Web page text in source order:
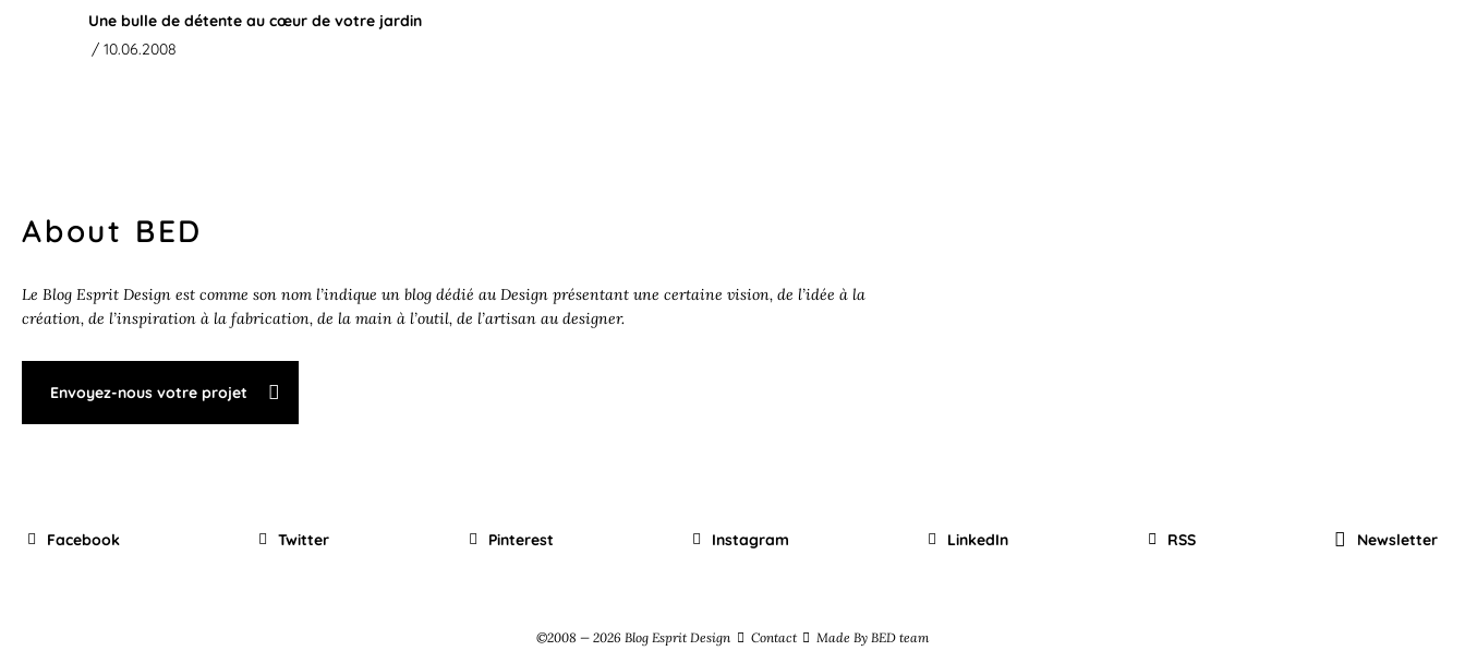
Une bulle de détente au cœur de votre jardin
/ 10.06.2008
About BED
Le Blog Esprit Design est comme son nom l’indique un blog dédié au Design présentant une certaine vision, de l’idée à la
création, de l’inspiration à la fabrication, de la main à l’outil, de l’artisan au designer.
Envoyez-nous votre projet
Facebook Twitter Pinterest Instagram LinkedIn RSS Newsletter
©2008 — 2026 Blog Esprit Design Contact Made By BED team